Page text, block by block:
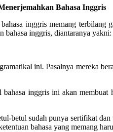
Bahasa Inggris
inggris memang
bahasa inggris, diantaranya yakni:
ini. Pasalnya mereka
inggris ini akan
betul sudah punya sertifikat
bahasa yang memang